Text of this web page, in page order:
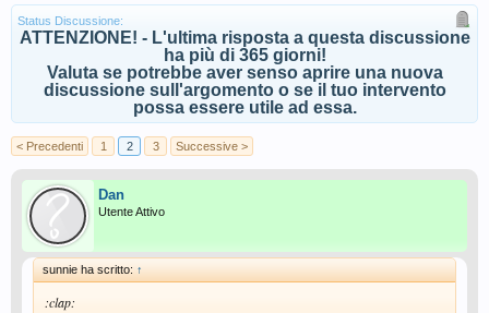
Status Discussione:
ATTENZIONE! - L'ultima risposta a questa discussione
ha più di 365 giorni!
Valuta se potrebbe aver senso aprire una nuova
discussione sull'argomento o se il tuo intervento
possa essere utile ad essa.
< Precedenti 1 2 3 Successive >
Dan
Utente Attivo
sunnie ha scritto: ↑
:clap: